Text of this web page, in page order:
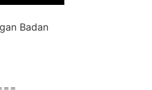
Badan